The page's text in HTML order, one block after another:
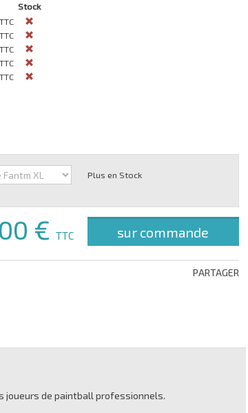
Stock
TTC
TTC
TTC
TTC
TTC
Plus en Stock
€ TTC sur commande
PARTAGER
joueurs de paintball professionnels.